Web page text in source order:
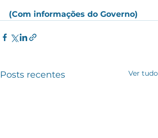
(Com informações do Governo)
Posts recentes Ver tudo